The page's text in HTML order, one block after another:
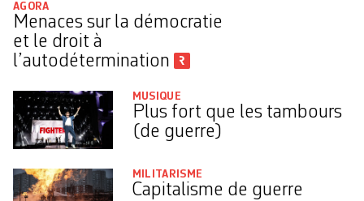
AGORA
Menaces sur la démocratie
et le droit à
l’autodétermination
MUSIQUE
Plus fort que les tambours
(de guerre)
MILITARISME
Capitalisme de guerre